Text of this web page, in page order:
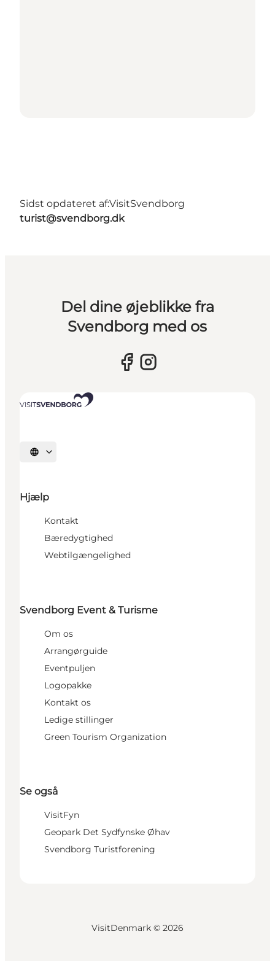
Sidst opdateret af:VisitSvendborg
turist@svendborg.dk
Del dine øjeblikke fra
Svendborg med os
Vælg sprog
Hjælp
Kontakt
Bæredygtighed
Webtilgængelighed
Svendborg Event & Turisme
Om os
Arrangørguide
Eventpuljen
Logopakke
Kontakt os
Ledige stillinger
Green Tourism Organization
Se også
VisitFyn
Geopark Det Sydfynske Øhav
Svendborg Turistforening
VisitDenmark © 2026